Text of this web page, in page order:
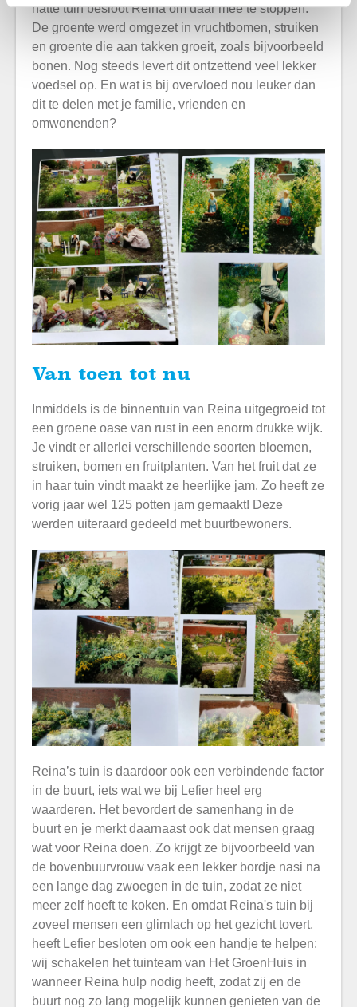
natte tuin besloot Reina om daar mee te stoppen.
De groente werd omgezet in vruchtbomen, struiken
en groente die aan takken groeit, zoals bijvoorbeeld
bonen. Nog steeds levert dit ontzettend veel lekker
voedsel op. En wat is bij overvloed nou leuker dan
dit te delen met je familie, vrienden en
omwonenden?
Van toen tot nu
Inmiddels is de binnentuin van Reina uitgegroeid tot
een groene oase van rust in een enorm drukke wijk.
Je vindt er allerlei verschillende soorten bloemen,
struiken, bomen en fruitplanten. Van het fruit dat ze
in haar tuin vindt maakt ze heerlijke jam. Zo heeft ze
vorig jaar wel 125 potten jam gemaakt! Deze
werden uiteraard gedeeld met buurtbewoners.
Reina’s tuin is daardoor ook een verbindende factor
in de buurt, iets wat we bij Lefier heel erg
waarderen. Het bevordert de samenhang in de
buurt en je merkt daarnaast ook dat mensen graag
wat voor Reina doen. Zo krijgt ze bijvoorbeeld van
de bovenbuurvrouw vaak een lekker bordje nasi na
een lange dag zwoegen in de tuin, zodat ze niet
meer zelf hoeft te koken. En omdat Reina's tuin bij
zoveel mensen een glimlach op het gezicht tovert,
heeft Lefier besloten om ook een handje te helpen:
wij schakelen het tuinteam van Het GroenHuis in
wanneer Reina hulp nodig heeft, zodat zij en de
buurt nog zo lang mogelijk kunnen genieten van de